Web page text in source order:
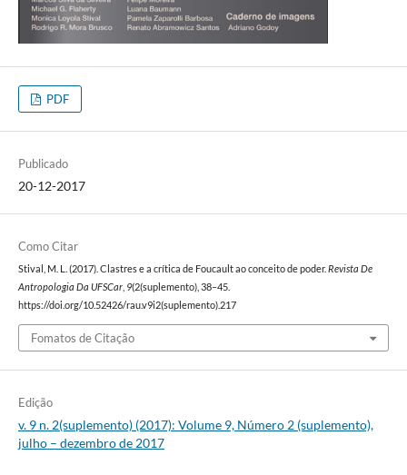
PDF
Publicado
20-12-2017
Como Citar
Stival, M. L. (2017). Clastres e a crítica de Foucault ao conceito de poder.Revista De
Antropologia Da UFSCar, 9(2(suplemento), 38–45.
https://doi.org/10.52426/rau.v9i2(suplemento).217
Fomatos de Citação
Edição
v. 9 n. 2(suplemento) (2017): Volume 9, Número 2 (suplemento),
julho – dezembro de 2017